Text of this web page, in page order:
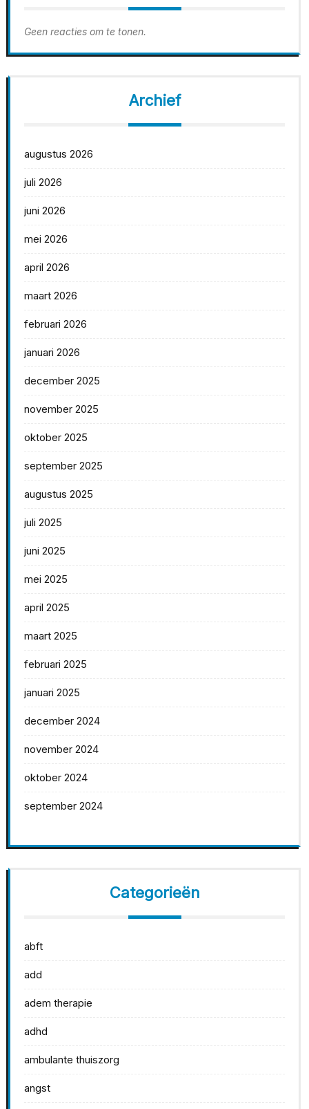
Geen reacties om te tonen.
Archief
augustus 2026
juli 2026
juni 2026
mei 2026
april 2026
maart 2026
februari 2026
januari 2026
december 2025
november 2025
oktober 2025
september 2025
augustus 2025
juli 2025
juni 2025
mei 2025
april 2025
maart 2025
februari 2025
januari 2025
december 2024
november 2024
oktober 2024
september 2024
Categorieën
abft
add
adem therapie
adhd
ambulante thuiszorg
angst